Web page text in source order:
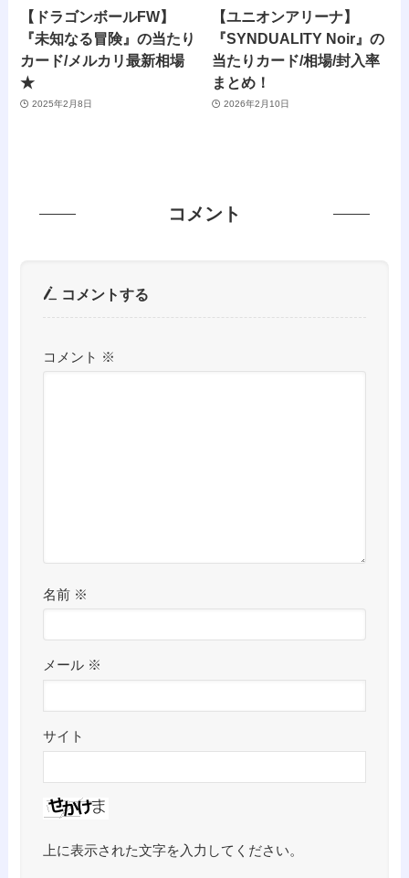
【ドラゴンボールFW】
『未知なる冒険』の当たり
カード/メルカリ最新相場
★
2025年2月8日
【ユニオンアリーナ】
『SYNDUALITY Noir』の
当たりカード/相場/封入率
まとめ！
2026年2月10日
コメント
コメントする
コメント ※
名前 ※
メール ※
サイト
上に表示された文字を入力してください。